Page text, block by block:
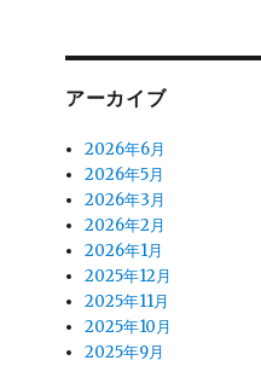
アーカイブ
2026年6月
2026年5月
2026年3月
2026年2月
2026年1月
2025年12月
2025年11月
2025年10月
2025年9月